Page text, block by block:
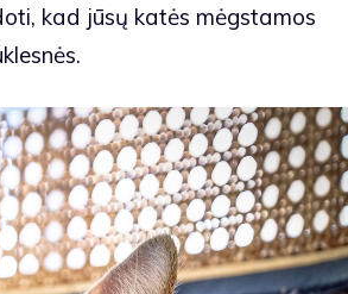
kad jūsų katės mėgstamos